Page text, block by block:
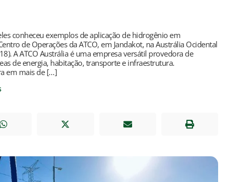
conheceu exemplos de aplicação de hidrogênio em
de Operações da ATCO, em Jandakot, na Austrália Ocidental
A ATCO Austrália é uma empresa versátil provedora de
de energia, habitação, transporte e infraestrutura.
em mais de […]